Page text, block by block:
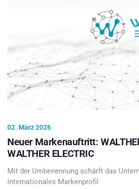
02. März 2026
Neuer Markenauftritt:
WALTHER ELECTRIC
Mit der Umbenennung schärft das
internationales Markenprofil